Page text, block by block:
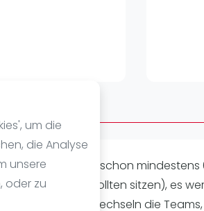
um die
die Analyse
unsere
oder zu
Event für alle die schon
Taktik etc. sollten sitzen), es
jeder Runde wechseln die